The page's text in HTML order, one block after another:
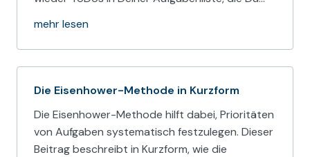
mehr lesen
Die Eisenhower-Methode in Kurzform
Die Eisenhower-Methode hilft dabei, Prioritäten
von Aufgaben systematisch festzulegen. Dieser
Beitrag beschreibt in Kurzform, wie die